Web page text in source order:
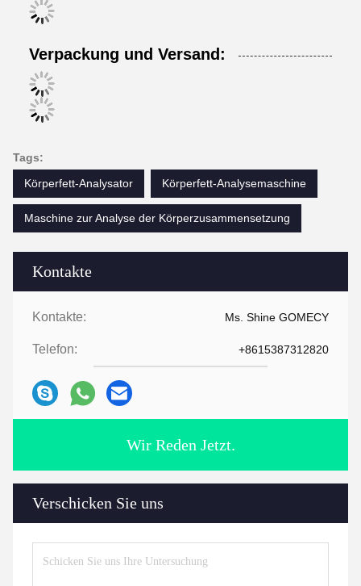
Kontakte
Kontakte: Ms. Shine GOMECY
Telefon: +8615387312820
Wir Reden Jetzt.
Verschicken Sie uns
Verpackung und Versand:
Tags:
Körperfett-Analysator
Körperfett-Analysemaschine
Maschine zur Analyse der Körperzusammensetzung